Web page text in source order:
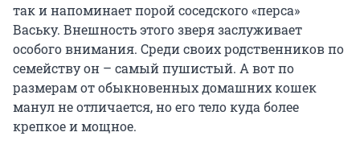
так и напоминает порой соседского «перса»
Ваську. Внешность этого зверя заслуживает
особого внимания. Среди своих родственников по
семейству он – самый пушистый. А вот по
размерам от обыкновенных домашних кошек
манул не отличается, но его тело куда более
крепкое и мощное.